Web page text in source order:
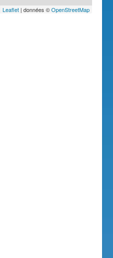
Leaflet| données ©OpenStreetMap